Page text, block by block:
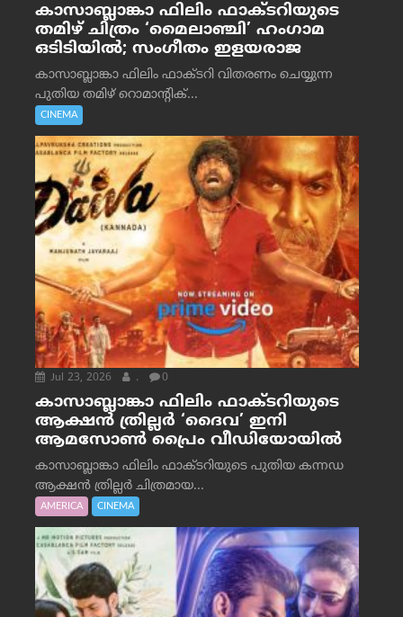
കാസാബ്ലാങ്കാ ഫിലിം ഫാക്ടറിയുടെ
തമിഴ് ചിത്രം ‘മൈലാഞ്ചി’ ഹംഗാമ
ഒടിടിയിൽ; സംഗീതം ഇളയരാജ
കാസാബ്ലാങ്കാ ഫിലിം ഫാക്ടറി വിതരണം ചെയ്യുന്ന
പുതിയ തമിഴ് റൊമാന്റിക്...
CINEMA
Jul 23, 2026 . 0
കാസാബ്ലാങ്കാ ഫിലിം ഫാക്ടറിയുടെ
ആക്ഷൻ ത്രില്ലർ ‘ദൈവ’ ഇനി
ആമസോൺ പ്രൈം വീഡിയോയിൽ
കാസാബ്ലാങ്കാ ഫിലിം ഫാക്ടറിയുടെ പുതിയ കന്നഡ
ആക്ഷൻ ത്രില്ലർ ചിത്രമായ...
AMERICA CINEMA